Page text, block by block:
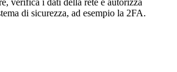
verifica i dati della rete e autorizza
di sicurezza, ad esempio la 2FA.